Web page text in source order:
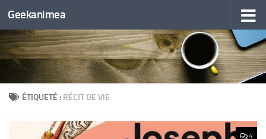
Skip to content
Geekanimea
ÉTIQUETÉ : RÉCIT DE VIE
4